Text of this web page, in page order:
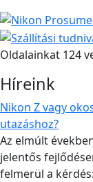
Oldalainkat 124
Híreink
Nikon Z vagy
utazáshoz?
Az elmúlt
jelentős
felmerül a